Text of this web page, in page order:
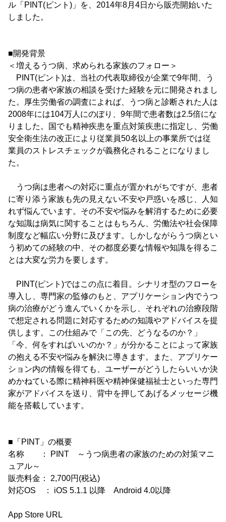
ル「PINT(ピント)」を、2014年8月4日から販売開始いた
しました。
■開発背景
＜増えるうつ病、求められる家族のフォロー＞
PINT(ピント)は、当社の代表取締役が企業で9年間、う
つ病の患者や家族の相談を受けた経験を元に開発されまし
た。厚生労働省の調査によれば、うつ病と診断された人は
2008年には104万人にのぼり、9年間で患者数は2.5倍にな
りました。国でも精神疾患を重点対策疾患に指定し、労働
安全衛生法の改正により従業員50名以上の事業所では従
業員のストレスチェックが義務化されることになりまし
た。
うつ病は患者への対応に重点が置かれがちですが、患者
に寄り添う家族も先の見えない不安や戸惑いを感じ、人知
れず悩んでいます。その不安や悩みを解消するために必要
な知識は病気に関することはもちろん、労働法や社会保障
制度など幅広い分野に及びます。しかしながらうつ病とい
う初めての経験の中、その都度必要な情報や知識を得るこ
とは大変な労力を要します。
PINT(ピント)ではこの点に着目。シナリオ型のフローを
導入し、専門家の監修のもと、アプリケーション内でうつ
病の治療がどう進んでいくかを示し、それぞれの治療段階
で想定される問題に対応するための知識やアドバイスを提
供します。この仕組みで「この先、どうなるのか？」
「今、何をすればいいのか？」が分かることによって家族
の抱える不安や悩みを解決に導きます。また、アプリケー
ション内の情報を得ても、ユーザーがどうしたらいいか決
めかねている際に精神科医や精神保健福祉士といった専門
家がアドバイスを送り、背中を押してあげるメッセージ機
能を搭載しています。
■「PINT」の概要
名称 ： PINT ～うつ病患者の家族のための対策マニ
ュアル～
販売料金： 2,700円(税込)
対応OS ： iOS 5.1.1 以降 Android 4.0以降
App Store URL